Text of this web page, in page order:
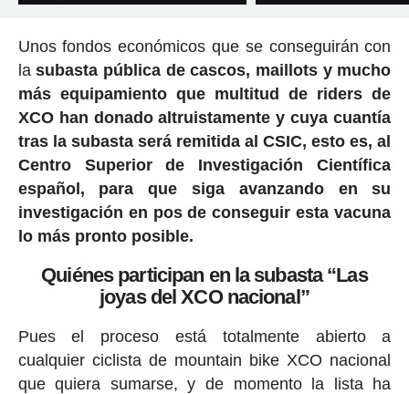
Unos fondos económicos que se conseguirán con
lasubasta pública de cascos, maillots y mucho
más equipamiento que multitud de riders de
XCO han donado altruistamente y cuya cuantía
tras la subasta será remitida al CSIC, esto es, al
Centro Superior de Investigación Científica
español, para que siga avanzando en su
investigación en pos de conseguir esta vacuna
lo más pronto posible.
Quiénes participan en la subasta “Las
joyas del XCO nacional”
Pues el proceso está totalmente abierto a
cualquier ciclista de mountain bike XCO nacional
que quiera sumarse, y de momento la lista ha